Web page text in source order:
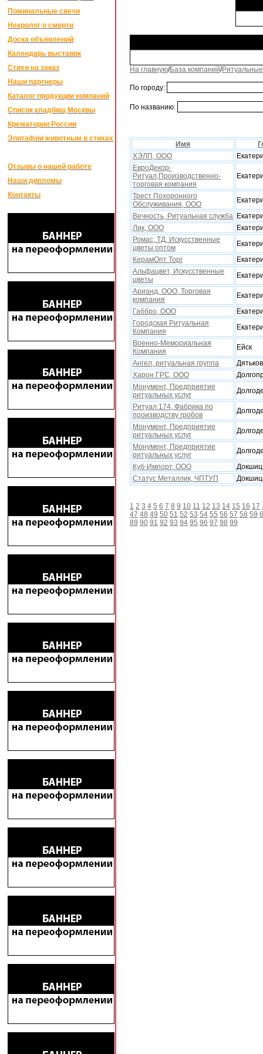
Поминальные свечи
Некролог о смерти
Доска объявлений
Календарь выставок
Стихи на заказ
Наши партнеры
Каталог продукции компаний
Список кладбищ Москвы
Крематории России
Эпитафии животным в стихах
Отзывы о нашей работе
Наши дипломы
Контакты
На главную/База компаний/
По городу:
По названию:
Имя
ХЭЛП, ООО
ЕвроДекор-
Ритуал,Производственно-
торговая компания
Трест Похоронного
Обслуживания, ООО
Вечность, Ритуальная служба
Лик, ООО
Ромас, ТД, Искусственные
цветы оптом
КерамОпт Торг
Альфацвет, Искусственные
цветы
Арианд, ООО, Торговая
компания
Габбро, ООО
Городская Ритуальная
Компания
Военно-Мемориальная
Компания
Ейск
Ангел, ритуальная группа
Харон ГРС, ООО
Монумент, Предприятие
ритуальныx услуг
Ритуал 174, Фабрика по
производству гробов
Монумент, Предприятие
ритуальныx услуг
Монумент, Предприятие
ритуальныx услуг
Куб-Импорт, ООО
Статус Металлик, ЧПТУП
1 2 3 4 5 6 7 8 9 10 11 12 13 14 15 16 17
47 48 49 50 51 52 53 54 55 56 57 58 59
89 90 91 92 93 94 95 96 97 98 99